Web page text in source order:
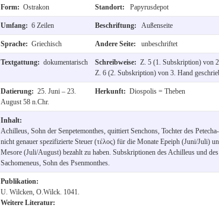
Form: Ostrakon Standort: Papyrusdepot
Umfang: 6 Zeilen Beschriftung: Außenseite
Sprache: Griechisch Andere Seite: unbeschriftet
Textgattung: dokumentarisch Schreibweise: Z. 5 (1. Subskription) von
Z. 6 (2. Subskription) von 3. Hand
Datierung: 25. Juni – 23.
August 58 n.Chr.
Herkunft: Diospolis = Theben
Inhalt:
Achilleus, Sohn der Senpetemonthes, quittiert Senchons, Tochter des
nicht genauer spezifizierte Steuer (τέλος) für die Monate Epeiph (Juni/Juli)
Mesore (Juli/August) bezahlt zu haben. Subskriptionen des Achilleus und des
Sachomeneus, Sohn des Psenmonthes.
Publikation:
U. Wilcken, O.Wilck. 1041.
Weitere Literatur: